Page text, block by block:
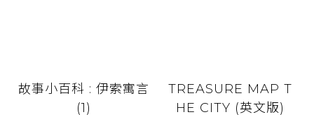
故事小百科 : 伊索寓言
(1)
TREASURE MAP T
HE CITY (英文版)